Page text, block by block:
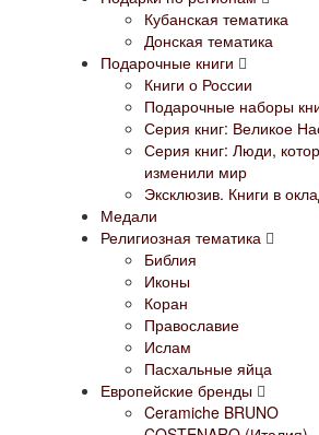
Кубанская тематика
Донская тематика
Подарочные книги
Книги о России
Подарочные наборы
Серия книг: Великое
Серия книг: Люди,
изменили мир
Эксклюзив. Книги в
Медали
Религиозная тематика
Библия
Иконы
Коран
Православие
Ислам
Пасхальные яйца
Европейские бренды
Ceramiche BRUNO